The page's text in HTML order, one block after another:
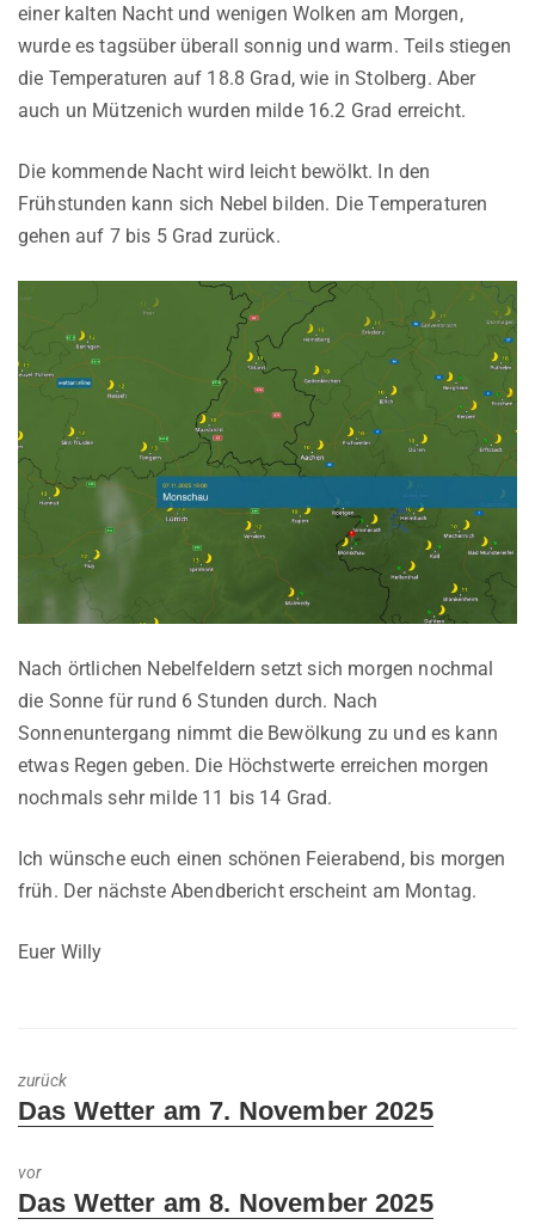
einer kalten Nacht und wenigen Wolken am Morgen,
wurde es tagsüber überall sonnig und warm. Teils stiegen
die Temperaturen auf 18.8 Grad, wie in Stolberg. Aber
auch un Mützenich wurden milde 16.2 Grad erreicht.
Die kommende Nacht wird leicht bewölkt. In den
Frühstunden kann sich Nebel bilden. Die Temperaturen
gehen auf 7 bis 5 Grad zurück.
Nach örtlichen Nebelfeldern setzt sich morgen nochmal
die Sonne für rund 6 Stunden durch. Nach
Sonnenuntergang nimmt die Bewölkung zu und es kann
etwas Regen geben. Die Höchstwerte erreichen morgen
nochmals sehr milde 11 bis 14 Grad.
Ich wünsche euch einen schönen Feierabend, bis morgen
früh. Der nächste Abendbericht erscheint am Montag.
Euer Willy
zurück
Previous
Das Wetter am 7. November 2025
vor
Next
Das Wetter am 8. November 2025